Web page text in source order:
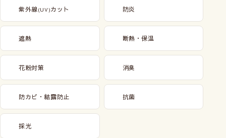
紫外線(UV)カット 防炎
遮熱 断熱・保温
花粉対策 消臭
防カビ・結露防止 抗菌
採光